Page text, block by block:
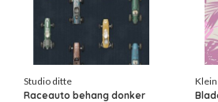
Studio ditte
Raceauto behang donker